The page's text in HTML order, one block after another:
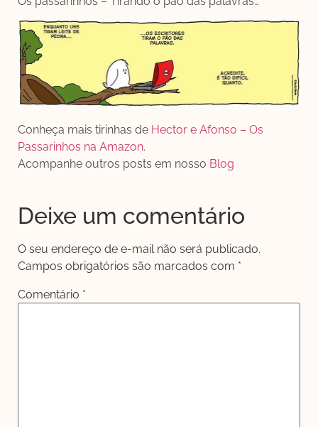
Conheça mais tirinhas de Hector e Afonso – Os
Passarinhos na Amazon.
Acompanhe outros posts em nosso Blog
Deixe um comentário
O seu endereço de e-mail não será publicado.
Campos obrigatórios são marcados com *
Comentário *